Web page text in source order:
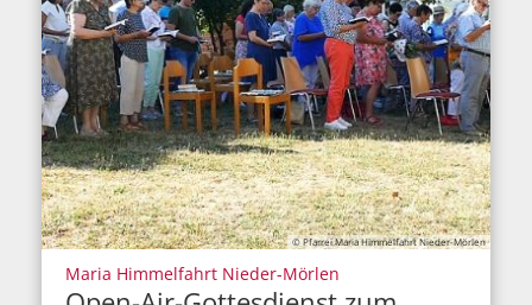
© Pfarrei Maria Himmelfahrt Nieder-Mörlen
Maria Himmelfahrt Nieder-Mörlen